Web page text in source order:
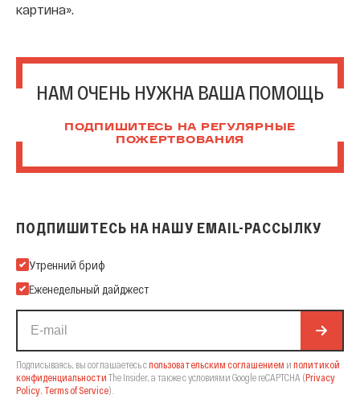
картина».
НАМ ОЧЕНЬ НУЖНА ВАША ПОМОЩЬ
ПОДПИШИТЕСЬ НА РЕГУЛЯРНЫЕ
ПОЖЕРТВОВАНИЯ
ПОДПИШИТЕСЬ НА НАШУ EMAIL-РАССЫЛКУ
Подпишитесь на нашу Email-рассылку
Утренний бриф
Еженедельный дайджест
Подписываясь, вы соглашаетесь спользовательским соглашением и политикой
конфиденциальности The Insider, а также с условиями Google reCAPTCHA (Privacy
Policy Terms of Service).